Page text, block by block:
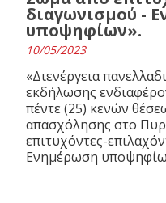
διαγωνισμού -
υποψηφίων».
10/05/2023
«Διενέργεια
εκδήλωσης
πέντε (25) κενών
απασχόλησης στο
επιτυχόντες-
Ενημέρωση